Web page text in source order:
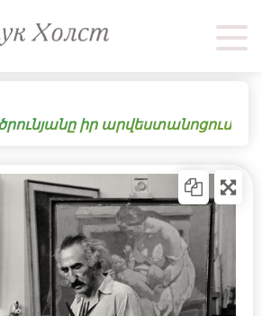
իր արվեստանոցում